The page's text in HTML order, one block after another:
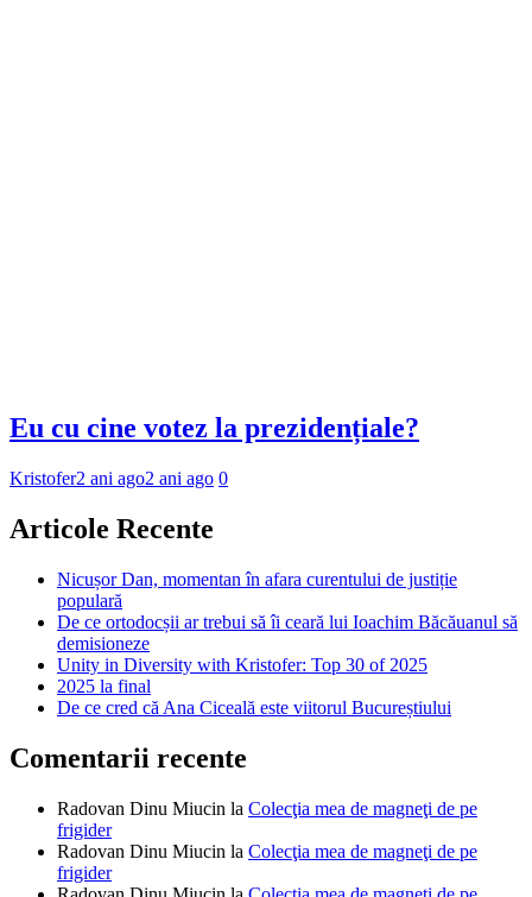
Eu cu cine votez la prezidențiale?
Kristofer2 ani ago2 ani ago 0
Articole Recente
Nicușor Dan, momentan în afara curentului de justiție
populară
De ce ortodocșii ar trebui să îi ceară lui Ioachim Băcăuanul să
demisioneze
Unity in Diversity with Kristofer: Top 30 of 2025
2025 la final
De ce cred că Ana Ciceală este viitorul Bucureștiului
Comentarii recente
Radovan Dinu Miucin la Colecţia mea de magneţi de pe
frigider
Radovan Dinu Miucin la Colecţia mea de magneţi de pe
frigider